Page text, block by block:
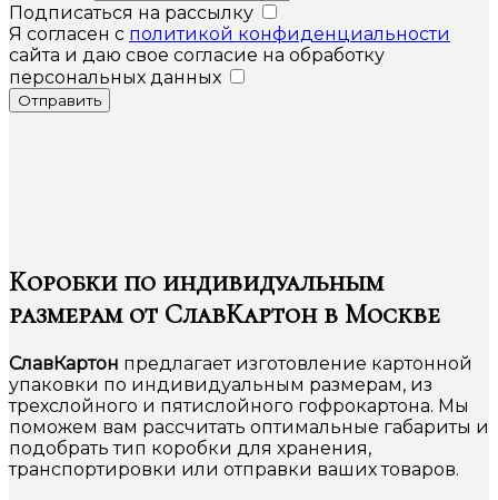
Подписаться на рассылку
Я согласен с политикой конфиденциальности
сайта и даю свое согласие на обработку
персональных данных
Отправить
Коробки по индивидуальным
размерам от СлавКартон в Москве
СлавКартон предлагает изготовление картонной
упаковки по индивидуальным размерам, из
трехслойного и пятислойного гофрокартона. Мы
поможем вам рассчитать оптимальные габариты и
подобрать тип коробки для хранения,
транспортировки или отправки ваших товаров.